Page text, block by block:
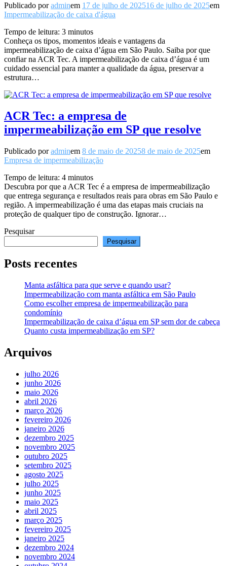
Publicado poradminem 17 de julho de 202516 de julho de 2025em
Impermeabilização de caixa d'água
Tempo de leitura: 3 minutos
Conheça os tipos, momentos ideais e vantagens da
impermeabilização de caixa d’água em São Paulo. Saiba por que
confiar na ACR Tec. A impermeabilização de caixa d’água é um
cuidado essencial para manter a qualidade da água, preservar a
estrutura…
ACR Tec: a empresa de
impermeabilização em SP que resolve
Publicado poradminem 8 de maio de 20258 de maio de 2025em
Empresa de impermeabilização
Tempo de leitura: 4 minutos
Descubra por que a ACR Tec é a empresa de impermeabilização
que entrega segurança e resultados reais para obras em São Paulo e
região. A impermeabilização é uma das etapas mais cruciais na
proteção de qualquer tipo de construção. Ignorar…
Pesquisar
Pesquisar
Posts recentes
Manta asfáltica para que serve e quando usar?
Impermeabilização com manta asfáltica em São Paulo
Como escolher empresa de impermeabilização para
condomínio
Impermeabilização de caixa d’água em SP sem dor de cabeça
Quanto custa impermeabilização em SP?
Arquivos
julho 2026
junho 2026
maio 2026
abril 2026
março 2026
fevereiro 2026
janeiro 2026
dezembro 2025
novembro 2025
outubro 2025
setembro 2025
agosto 2025
julho 2025
junho 2025
maio 2025
abril 2025
março 2025
fevereiro 2025
janeiro 2025
dezembro 2024
novembro 2024